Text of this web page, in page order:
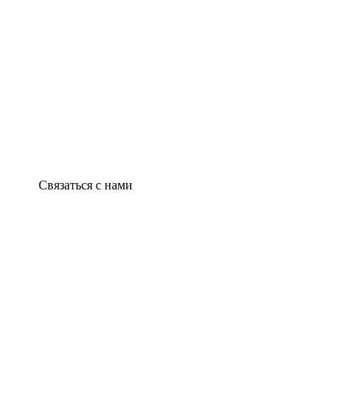
Связаться с нами